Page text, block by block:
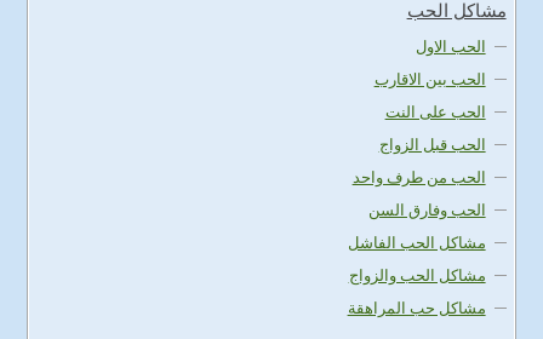
مشاكل الحب
الحب الاول
الحب بين الاقارب
الحب على النت
الحب قبل الزواج
الحب من طرف واحد
الحب وفارق السن
مشاكل الحب الفاشل
مشاكل الحب والزواج
مشاكل حب المراهقة